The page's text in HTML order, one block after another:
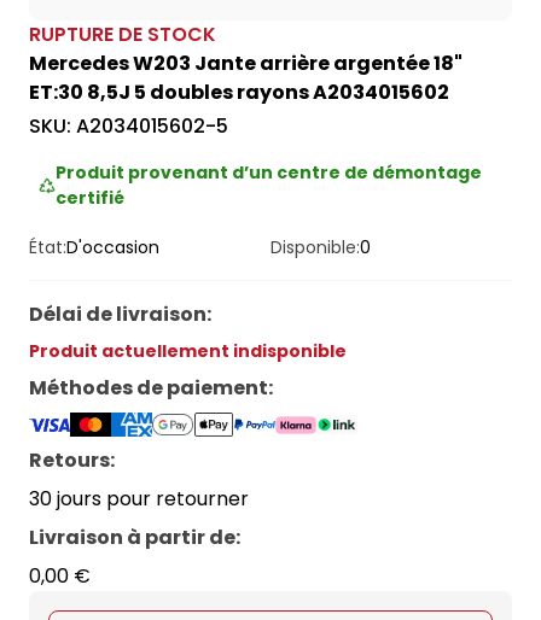
RUPTURE DE STOCK
Mercedes W203 Jante arrière argentée 18"
ET:30 8,5J 5 doubles rayons A2034015602
SKU: A2034015602-5
Produit provenant d’un centre de démontage
certifié
État:D'occasion Disponible:0
Délai de livraison:
Produit actuellement indisponible
Méthodes de paiement:
Retours:
30 jours pour retourner
Livraison à partir de:
0,00 €